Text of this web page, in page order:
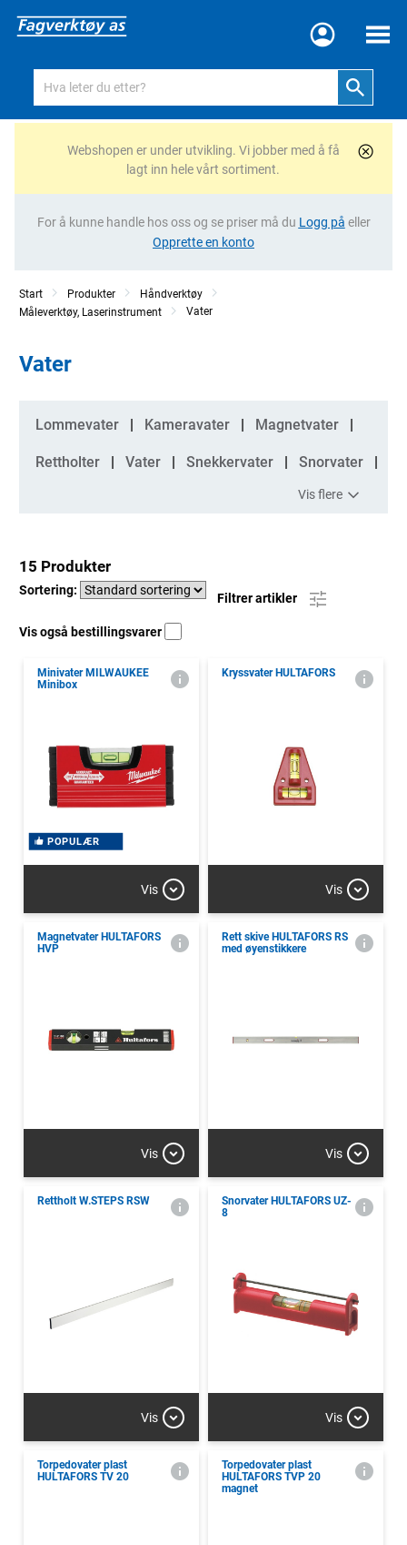
Meny
Webshopen er under utvikling. Vi jobber med å få
lagt inn hele vårt sortiment.
For å kunne handle hos oss og se priser må du Logg på eller
Opprette en konto
Start Produkter
Håndverktøy
Måleverktøy, Laserinstrument
Vater
Vater
Kategorier
Lommevater Kameravater Magnetvater
Rettholter Vater Snekkervater Snorvater
Vis flere
15 Produkter
Sortering:
Filtrer artikler
Vis også bestillingsvarer
Minivater MILWAUKEE
Minibox
POPULÆR
Vis
Kryssvater HULTAFORS
Vis
Magnetvater HULTAFORS
HVP
Vis
Rett skive HULTAFORS RS
med øyenstikkere
Vis
Rettholt W.STEPS RSW
Vis
Snorvater HULTAFORS UZ-
8
Vis
Torpedovater plast
HULTAFORS TV 20
Torpedovater plast
HULTAFORS TVP 20
magnet